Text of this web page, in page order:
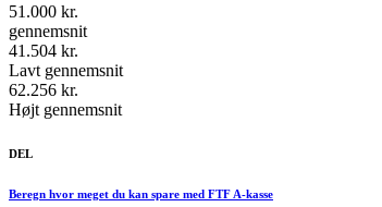
51.000 kr.
gennemsnit
41.504 kr.
Lavt gennemsnit
62.256 kr.
Højt gennemsnit
DEL
Beregn hvor meget du kan spare med FTF A-kasse